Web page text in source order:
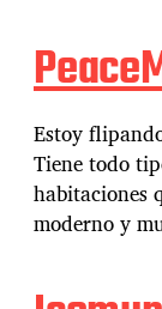
Estoy
Tiene todo
habitaciones
moderno y